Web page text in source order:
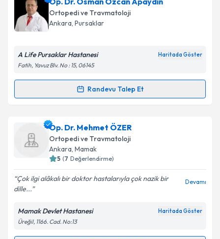
Takvim Talebini Gönder
oluşturun. Size bu uzmandan randevu almanız için bir
takvim hazırlandığında e-posta ile bilgilendireceğiz.
Kişisel verilerimin işlenmesine ilişkin
Metni'ni okudum ve kişisel verilerimin belirtilen
Takvim Talebini Gönder
Ortopedi ve Travmatoloji
Ankara, Pursaklar
A Life Pursaklar Hastanesi Haritada Göster
Fatih, Yavuz Blv. No : 15, 06145
Randevu Talep Et
Randevu Takvimi Talebi
Op. Dr. Osman Özcan Apaydın
talebi oluşturun. Size bu uzmandan randevu almanız
için bir takvim hazırlandığında e-posta ile
bilgilendireceğiz.
E-posta Adresiniz
Kişisel verilerimin işlenmesine ilişkin
Metni'ni okudum ve kişisel verilerimin belirtilen
Op. Dr. Mehmet ÖZER
Ortopedi ve Travmatoloji
Ankara, Mamak
5 (7 Değerlendirme)
Çok ilgi alâkalı bir doktor hastalarıyla çok nazik bir
dille...
Devamı
Mamak Devlet Hastanesi Haritada Göster
Üreğil, 1166. Cad. No:13